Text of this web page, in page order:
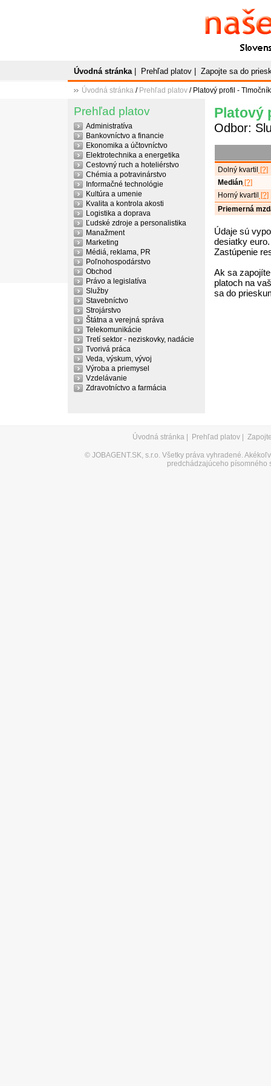
Naše
Slovenský
Úvodná stránka| Prehľad platov Zapojte sa do
Úvodná stránka / Prehľad platov / Platový profil -
Prehľad platov
Administratíva
Bankovníctvo a financie
Ekonomika a účtovníctvo
Elektrotechnika a energetika
Cestovný ruch a hoteliérstvo
Chémia a potravinárstvo
Informačné technológie
Kultúra a umenie
Kvalita a kontrola akosti
Logistika a doprava
Ľudské zdroje a personalistika
Manažment
Marketing
Médiá, reklama, PR
Poľnohospodárstvo
Obchod
Právo a legislatíva
Služby
Stavebníctvo
Strojárstvo
Štátna a verejná správa
Telekomunikácie
Tretí sektor - neziskovky, nadácie
Tvorivá práca
Veda, výskum, vývoj
Výroba a priemysel
Vzdelávanie
Zdravotníctvo a farmácia
Platový
Odbor:
Dolný kvartil
[?]
Medián[?]
Horný kvartil
[?]
Priemerná
Údaje sú
desiatky euro.
Zastúpenie
Ak sa
platoch na
sa do
Úvodná stránka Prehľad platov
© JOBAGENT.SK, s.r.o. Všetky práva vyhradené.
predchádzajúceho písomného